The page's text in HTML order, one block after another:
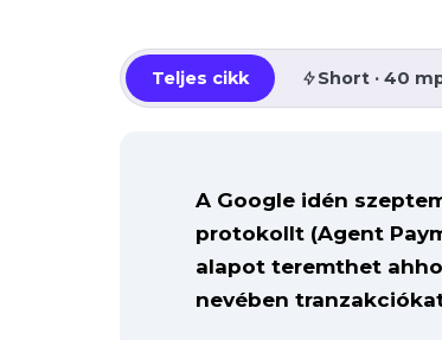
Teljes cikk Short · 40
A Google idén
protokollt (Agent
alapot teremthet
nevében